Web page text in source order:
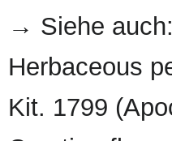
→ Siehe
Herbaceous
Kit. 1799